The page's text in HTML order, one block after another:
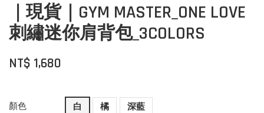
｜現貨｜GYM MASTER_ONE LOVE
刺繡迷你肩背包_3COLORS
NT$ 1,680
顏色 白 橘 深藍